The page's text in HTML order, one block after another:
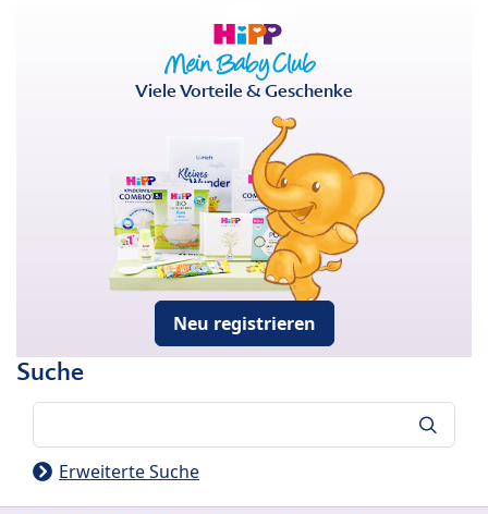
Viele Vorteile & Geschenke
Neu registrieren
Suche
Erweiterte Suche